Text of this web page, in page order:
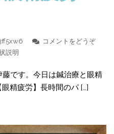
コメントをどうぞ
説明
藤です。今日は鍼治療と眼精
精疲労】長時間のパ […]